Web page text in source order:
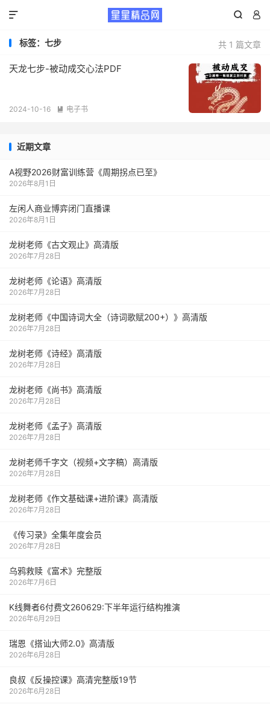
 

共 1 篇文章
标签：七步
天龙七步-被动成交心法PDF
2024-10-16  电子书
近期文章
A视野2026财富训练营《周期拐点已至》
2026年8月1日
左闲人商业博弈闭门直播课
2026年8月1日
龙树老师《古文观止》高清版
2026年7月28日
龙树老师《论语》高清版
2026年7月28日
龙树老师《中国诗词大全（诗词歌赋200+）》高清版
2026年7月28日
龙树老师《诗经》高清版
2026年7月28日
龙树老师《尚书》高清版
2026年7月28日
龙树老师《孟子》高清版
2026年7月28日
龙树老师千字文（视频+文字稿）高清版
2026年7月28日
龙树老师《作文基础课+进阶课》高清版
2026年7月28日
《传习录》全集年度会员
2026年7月28日
乌鸦救赎《富术》完整版
2026年7月6日
K线舞者6付费文260629:下半年运行结构推演
2026年6月29日
瑞恩《搭讪大师2.0》高清版
2026年6月28日
良叔《反操控课》高清完整版19节
2026年6月28日